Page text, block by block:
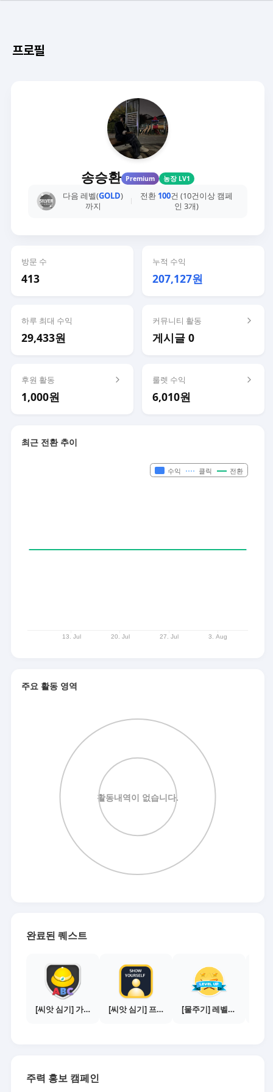
프로필
송승환 Premium 농장 LV1
다음 레벨(GOLD)
까지
전환 100건 (10건이상 캠페
인 3개)
방문 수
413
누적 수익
207,127원
하루 최대 수익
29,433원
커뮤니티 활동
게시글 0
후원 활동
1,000원
룰렛 수익
6,010원
최근 전환 추이
주요 활동 영역
완료된 퀘스트
[씨앗 심기] 가이드보기 - 매체별 활동 가이드 [씨앗 심기] 프로필 사진 등록하기 [물주기] 레벨업하기 - 실버
주력 홍보 캠페인